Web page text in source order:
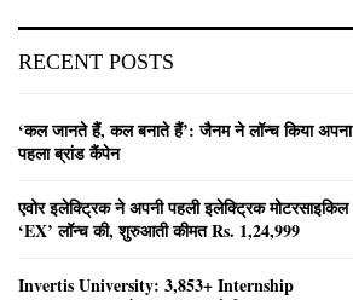
RECENT POSTS
‘कल जानते हैं, कल बनाते हैं’: जैनम ने लॉन्च किया अपना
पहला ब्रांड कैंपेन
एवोर इलेक्ट्रिक ने अपनी पहली इलेक्ट्रिक मोटरसाइकिल
‘EX’ लॉन्च की, शुरुआती कीमत Rs. 1,24,999
Invertis University: 3,853+ Internship